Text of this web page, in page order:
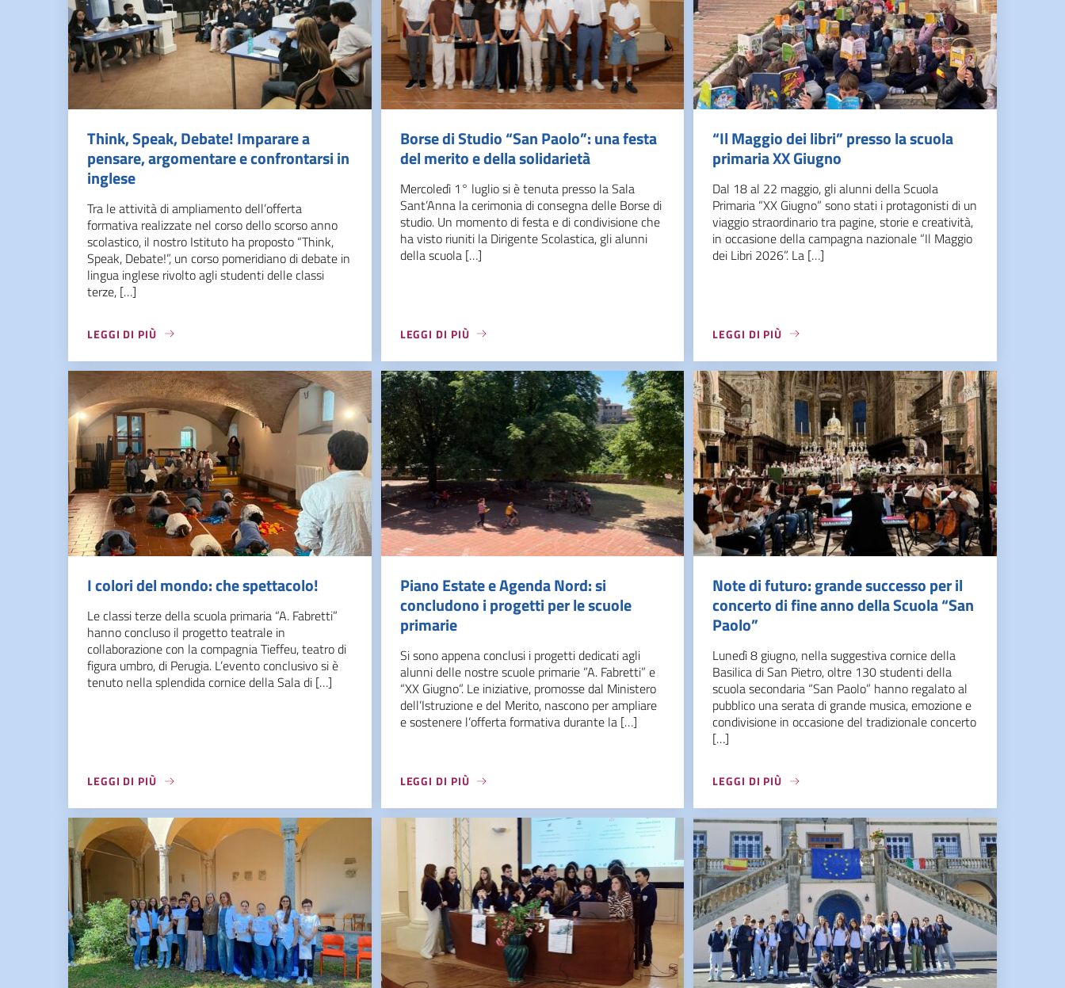
Think, Speak, Debate! Imparare a
pensare, argomentare e confrontarsi in
inglese
Tra le attività di ampliamento dell’offerta
formativa realizzate nel corso dello scorso anno
scolastico, il nostro Istituto ha proposto “Think,
Speak, Debate!”, un corso pomeridiano di debate in
lingua inglese rivolto agli studenti delle classi
terze, […]
LEGGI DI PIÙ
Borse di Studio “San Paolo”: una festa
del merito e della solidarietà
Mercoledì 1° luglio si è tenuta presso la Sala
Sant’Anna la cerimonia di consegna delle Borse di
studio. Un momento di festa e di condivisione che
ha visto riuniti la Dirigente Scolastica, gli alunni
della scuola […]
LEGGI DI PIÙ
“Il Maggio dei libri” presso la scuola
primaria XX Giugno
Dal 18 al 22 maggio, gli alunni della Scuola
Primaria “XX Giugno” sono stati i protagonisti di un
viaggio straordinario tra pagine, storie e creatività,
in occasione della campagna nazionale “Il Maggio
dei Libri 2026”. La […]
LEGGI DI PIÙ
I colori del mondo: che spettacolo!
Le classi terze della scuola primaria “A. Fabretti”
hanno concluso il progetto teatrale in
collaborazione con la compagnia Tieffeu, teatro di
figura umbro, di Perugia. L’evento conclusivo si è
tenuto nella splendida cornice della Sala di […]
LEGGI DI PIÙ
Piano Estate e Agenda Nord: si
concludono i progetti per le scuole
primarie
Si sono appena conclusi i progetti dedicati agli
alunni delle nostre scuole primarie ”A. Fabretti” e
“XX Giugno”. Le iniziative, promosse dal Ministero
dell’Istruzione e del Merito, nascono per ampliare
e sostenere l’offerta formativa durante la […]
LEGGI DI PIÙ
Note di futuro: grande successo per il
concerto di fine anno della Scuola “San
Paolo”
Lunedì 8 giugno, nella suggestiva cornice della
Basilica di San Pietro, oltre 130 studenti della
scuola secondaria “San Paolo” hanno regalato al
pubblico una serata di grande musica, emozione e
condivisione in occasione del tradizionale concerto
[…]
LEGGI DI PIÙ